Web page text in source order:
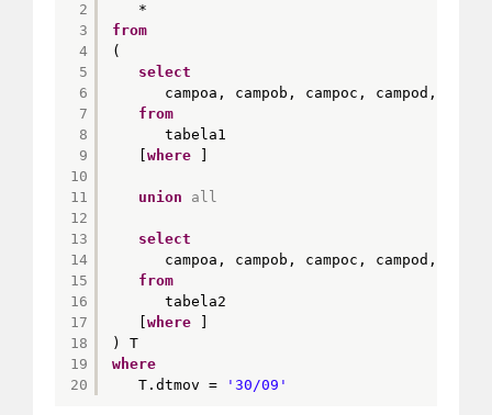
2
3
4
5
6
7
8
9
10
11
12
13
14
15
16
17
18
19
20
*
from
(
select
campoa, campob, campoc, campod,
from
tabela1
where
union all
select
campoa, campob, campoc, campod,
from
tabela2
where
) T
where
T.dtmov =
'30/09'